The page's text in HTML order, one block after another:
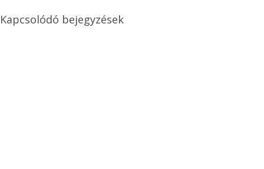
Kapcsolódó bejegyzések